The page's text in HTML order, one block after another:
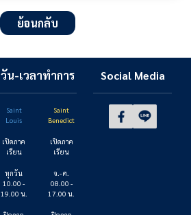
ย้อนกลับ
วัน-เวลาทำการ
Saint
Louis
เปิดภาค
เรียน
ทุกวัน
10.00 -
19.00 น.
Saint
Benedict
เปิดภาค
เรียน
จ.- ศ.
08.00 -
17.00 น.
Social Media